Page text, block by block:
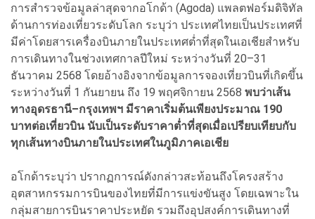
การสำรวจข้อมูลล่าสุดจากอโกด้า (Agoda) แพลตฟอร์มดิจิทัล
ด้านการท่องเที่ยวระดับโลก ระบุว่า ประเทศไทยเป็นประเทศที่
มีค่าโดยสารเครื่องบินภายในประเทศต่ำที่สุดในเอเชียสำหรับ
การเดินทางในช่วงเทศกาลปีใหม่ ระหว่างวันที่ 20–31
ธันวาคม 2568 โดยอ้างอิงจากข้อมูลการจองเที่ยวบินที่เกิดขึ้น
ระหว่างวันที่ 1 กันยายน ถึง 19 พฤศจิกายน 2568 พบว่าเส้น
ทางอุดรธานี–กรุงเทพฯ มีราคาเริ่มต้นเพียงประมาณ 190
บาทต่อเที่ยวบิน นับเป็นระดับราคาต่ำที่สุดเมื่อเปรียบเทียบกับ
ทุกเส้นทางบินภายในประเทศในภูมิภาคเอเชีย
อโกด้าระบุว่า ปรากฏการณ์ดังกล่าวสะท้อนถึงโครงสร้าง
อุตสาหกรรมการบินของไทยที่มีการแข่งขันสูง โดยเฉพาะใน
กลุ่มสายการบินราคาประหยัด รวมถึงอุปสงค์การเดินทางที่